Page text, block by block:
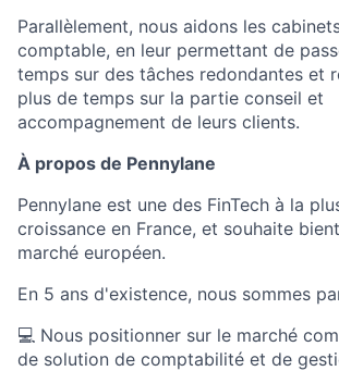
Parallèlement, nous aidons les
comptable, en leur permettant de
temps sur des tâches redondantes et
plus de temps sur la partie conseil et
accompagnement de leurs clients.
À propos de Pennylane
Pennylane est une des FinTech à la
croissance en France, et souhaite
marché européen.
En 5 ans d'existence, nous sommes
💻 Nous positionner sur le marché
de solution de comptabilité et de